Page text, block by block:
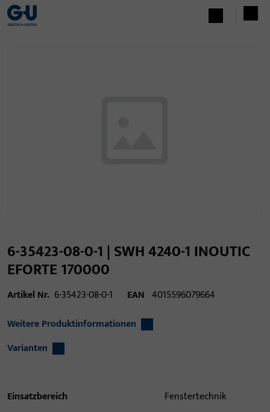
6-35423-08-0-1 | SWH 4240-1 INOUTIC
EFORTE 170000
Artikel Nr. 6-35423-08-0-1 EAN 4015596079664
Weitere Produktinformationen
Varianten
Einsatzbereich
Fenstertechnik